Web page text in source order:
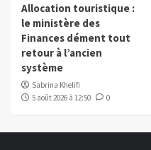
Allocation touristique :
le ministère des
Finances dément tout
retour à l’ancien
système
Sabrina Khelifi
5 août 2026 à 12:50
0